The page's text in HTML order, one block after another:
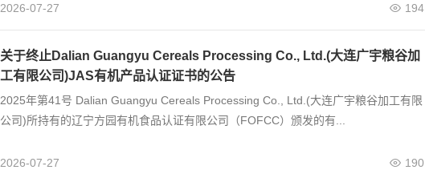
2026-07-27 194
关于终止Dalian Guangyu Cereals Processing Co., Ltd.(大连广宇粮谷加
工有限公司)JAS有机产品认证证书的公告
2025年第41号 Dalian Guangyu Cereals Processing Co., Ltd.(大连广宇粮谷加工有限
公司)所持有的辽宁方园有机食品认证有限公司（FOFCC）颁发的有...
2026-07-27 190